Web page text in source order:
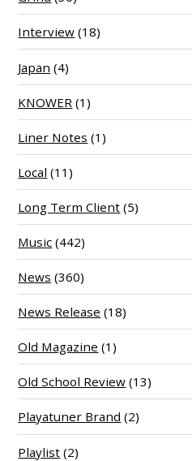
Interview (18)
Japan (4)
KNOWER (1)
Liner Notes (1)
Local (11)
Long Term Client (5)
Music (442)
News (360)
News Release (18)
Old Magazine (1)
Old School Review (13)
Playatuner Brand (2)
Playlist (2)